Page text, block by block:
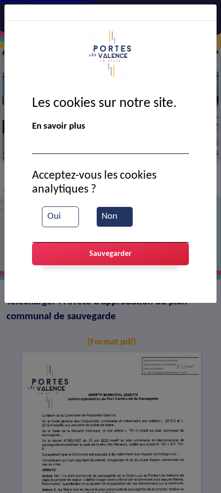
> VIE MUNICIPALE > Ressources documentaires
Arrêté d'approbation du plan communal de sauvegarde
Arrêté d'approbation du plan
communal de sauvegarde
Télécharger : Arrêté d'approbation du plan
communal de sauvegarde
(Format pdf)
Les cookies sur notre site.
En savoir plus
Oui Non
Acceptez-vous les cookies
analytiques ?
Sauvegarder